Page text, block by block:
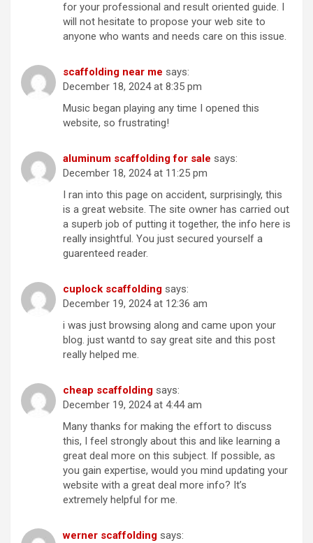
for your professional and result oriented guide. I
will not hesitate to propose your web site to
anyone who wants and needs care on this issue.
scaffolding near me says:
December 18, 2024 at 8:35 pm
Music began playing any time I opened this
website, so frustrating!
aluminum scaffolding for sale says:
December 18, 2024 at 11:25 pm
I ran into this page on accident, surprisingly, this
is a great website. The site owner has carried out
a superb job of putting it together, the info here is
really insightful. You just secured yourself a
guarenteed reader.
cuplock scaffolding says:
December 19, 2024 at 12:36 am
i was just browsing along and came upon your
blog. just wantd to say great site and this post
really helped me.
cheap scaffolding says:
December 19, 2024 at 4:44 am
Many thanks for making the effort to discuss
this, I feel strongly about this and like learning a
great deal more on this subject. If possible, as
you gain expertise, would you mind updating your
website with a great deal more info? It’s
extremely helpful for me.
werner scaffolding says: